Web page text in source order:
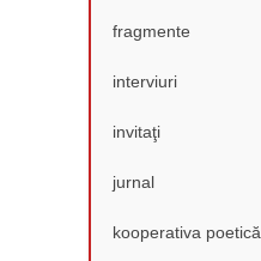
fragmente
interviuri
invitaţi
jurnal
kooperativa poetică